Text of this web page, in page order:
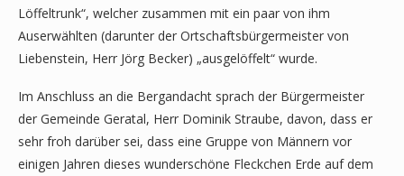
Löffeltrunk“, welcher zusammen mit ein paar von ihm
Auserwählten (darunter der Ortschaftsbürgermeister von
Liebenstein, Herr Jörg Becker) „ausgelöffelt“ wurde.
Im Anschluss an die Bergandacht sprach der Bürgermeister
der Gemeinde Geratal, Herr Dominik Straube, davon, dass er
sehr froh darüber sei, dass eine Gruppe von Männern vor
einigen Jahren dieses wunderschöne Fleckchen Erde auf dem